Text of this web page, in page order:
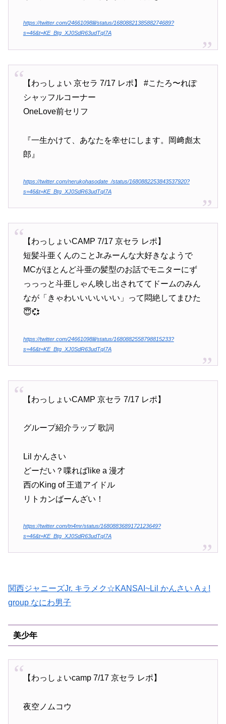
https://twitter.com/24661098lil/status/1680882138588274689?
s=46&t=KE_Btg_XJ0SdR63udTqI7A
【わっしょい 京セラ 7/17 レポ】 #こたろ〜れぽ
シャッフルコーナー
OneLove前セリフ
『一生かけて、あなたを幸せにします。岡﨑彪太
郎』
https://twitter.com/nerukohasodate_/status/1680882253843537920?
s=46&t=KE_Btg_XJ0SdR63udTqI7A
【わっしょいCAMP 7/17 京セラ レポ】
短髪斗亜くんのことJr.みーんな大好きなようで
MCがほとんど斗亜の髪型のお話でモニターにず
っっっと斗亜しゃん映し出されててドームのみん
なが「きゃわいいいいいい」って悶絶してまひた
😇💞
https://twitter.com/24661098lil/status/1680882558798815233?
s=46&t=KE_Btg_XJ0SdR63udTqI7A
【わっしょいCAMP 京セラ 7/17 レポ】
グループ紹介ラップ 歌詞
Lil かんさい
どーだい？喋ればlike a 漫才
西のKing of 王道アイドル
リトカンばーんざい！
https://twitter.com/tn4mr/status/1680883689172123649?
s=46&t=KE_Btg_XJ0SdR63udTqI7A
関西ジャニーズJr. キラメク☆KANSAI~Lil かんさい Aぇ!
group なにわ男子
美少年
【わっしょいcamp 7/17 京セラ レポ】
夜空ノムコウ